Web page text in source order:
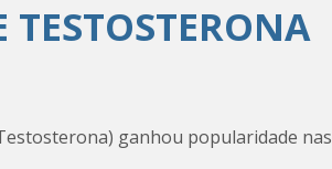
TESTOSTERONA
ganhou popularidade nas